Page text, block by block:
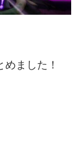
ました！